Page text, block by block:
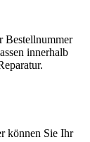
Bestellnummer
innerhalb
können Sie Ihr